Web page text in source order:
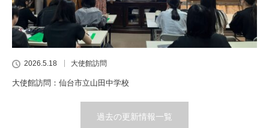
2026.5.18 大使館訪問
大使館訪問：仙台市立山田中学校
過去の更新情報一覧